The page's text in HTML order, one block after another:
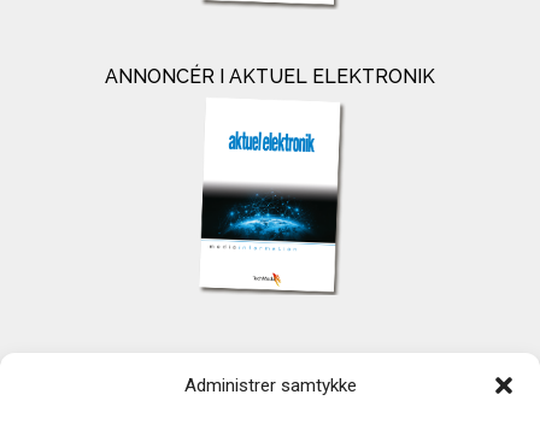
Administrer samtykke
ANNONCÉR I AKTUEL ELEKTRONIK
TechMedia A/S